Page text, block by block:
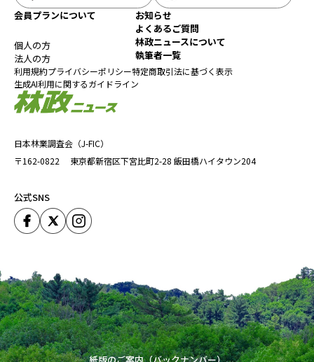
日本林業調査会（J-FIC）
〒162-0822
東京都新宿区下宮比町2-28 飯田橋ハイタウン204
公式SNS
会員プランについて
個人の方
法人の方
お知らせ
よくあるご質問
林政ニュースについて
執筆者一覧
利用規約プライバシーポリシー特定商取引法に基づく表示
生成AI利用に関するガイドライン